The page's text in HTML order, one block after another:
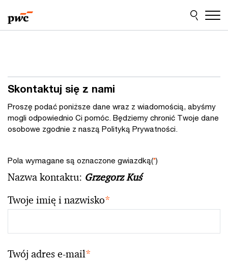
do
treści
do
stopki
Skontaktuj się z nami
Proszę podać poniższe dane wraz z wiadomością, abyśmy
mogli odpowiednio Ci pomóc. Będziemy chronić Twoje dane
osobowe zgodnie z naszą Polityką Prywatności.
Pola wymagane są oznaczone gwiazdką(*)
Nazwa kontaktu: Grzegorz Kuś
Twoje imię i nazwisko*
Twój adres e-mail*